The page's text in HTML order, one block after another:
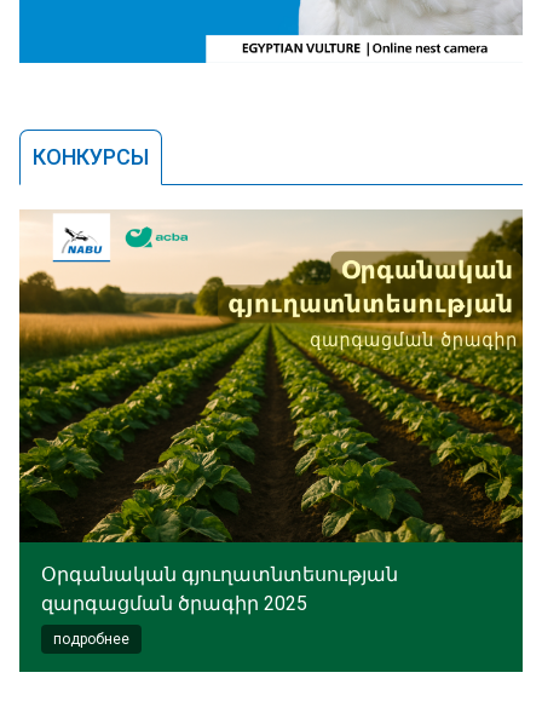
КОНКУРСЫ
Օրգանական գյուղատնտեսության
զարգացման ծրագիր 2025
подробнее